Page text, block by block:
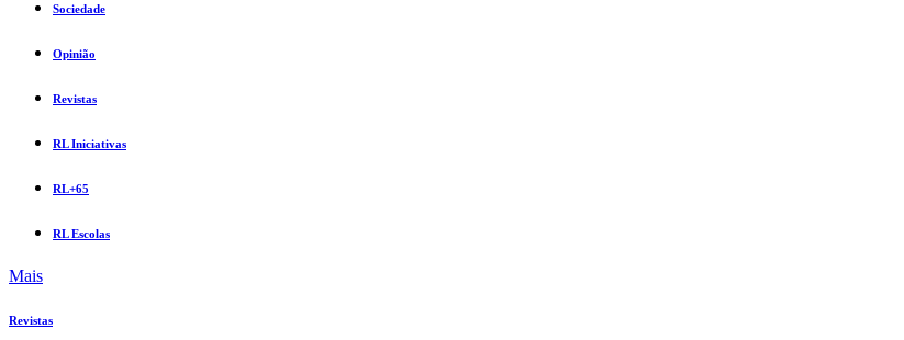
Sociedade
Opinião
Revistas
RL Iniciativas
RL+65
RL Escolas
Mais
Revistas